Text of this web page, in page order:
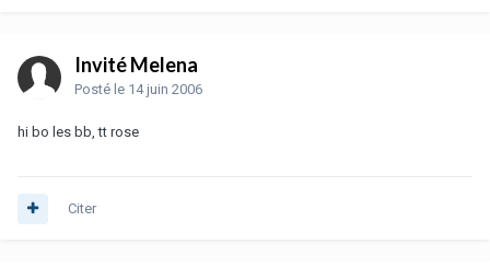
Invité Melena
Posté le 14 juin 2006
hi bo les bb, tt rose
Citer